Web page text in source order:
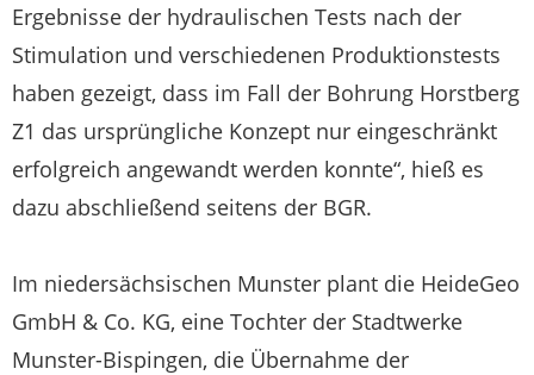
Ergebnisse der hydraulischen Tests nach der
Stimulation und verschiedenen Produktionstests
haben gezeigt, dass im Fall der Bohrung Horstberg
Z1 das ursprüngliche Konzept nur eingeschränkt
erfolgreich angewandt werden konnte“, hieß es
dazu abschließend seitens der BGR.
Im niedersächsischen Munster plant die HeideGeo
GmbH & Co. KG, eine Tochter der Stadtwerke
Munster-Bispingen, die Übernahme der